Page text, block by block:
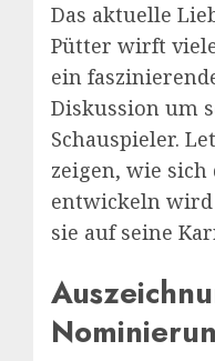
Das aktuelle
Pütter wirft
ein
Diskussion um
Schauspieler.
zeigen, wie sich
entwickeln
sie auf seine